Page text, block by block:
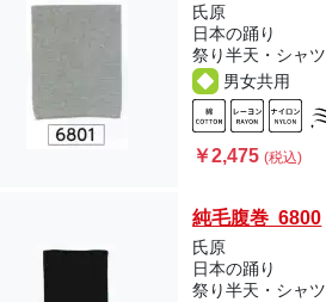
氏原
日本の踊り
祭り半天・シャツ
男女共用
￥2,475(税込)
純毛腹巻 6800
氏原
日本の踊り
祭り半天・シャツ